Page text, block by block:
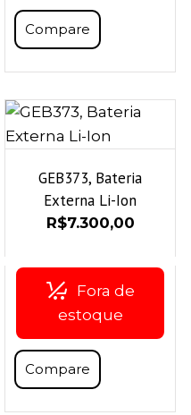
Compare
GEB373, Bateria
Externa Li-Ion
R$7.300,00
Fora de
estoque
Compare